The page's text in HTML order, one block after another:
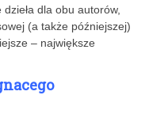
dla obu autorów,
(a także późniejszej)
– największe